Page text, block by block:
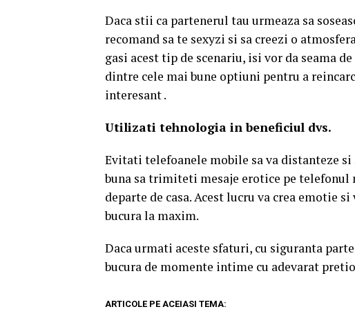
Daca stii ca partenerul tau urmeaza sa
recomand sa te sexyzi si sa creezi o
gasi acest tip de scenariu, isi vor da seama
dintre cele mai bune optiuni pentru a
interesant .
Utilizati tehnologia in beneficiul dvs.
Evitati telefoanele mobile sa va distanteze
buna sa trimiteti mesaje erotice pe
departe de casa. Acest lucru va crea emotie
bucura la maxim.
Daca urmati aceste sfaturi, cu siguranta
bucura de momente intime cu adevarat
ARTICOLE PE ACEIASI TEMA: